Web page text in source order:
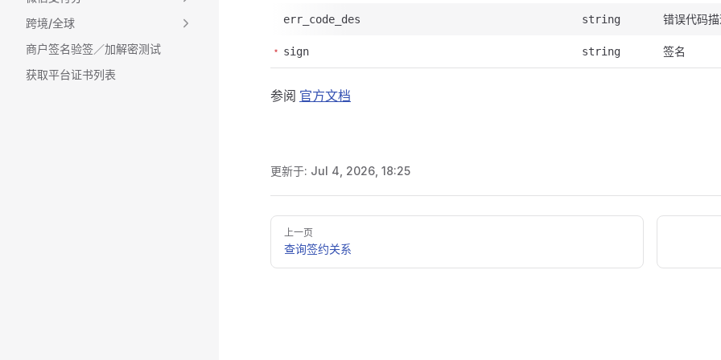
跨境/全球
商户签名验签／加解密测试
获取平台证书列表
err_code_des string 错误代码
sign string 签名
参阅 官方文档
更新于: Jul 4, 2026, 18:25
Pager
上一页
查询签约关系